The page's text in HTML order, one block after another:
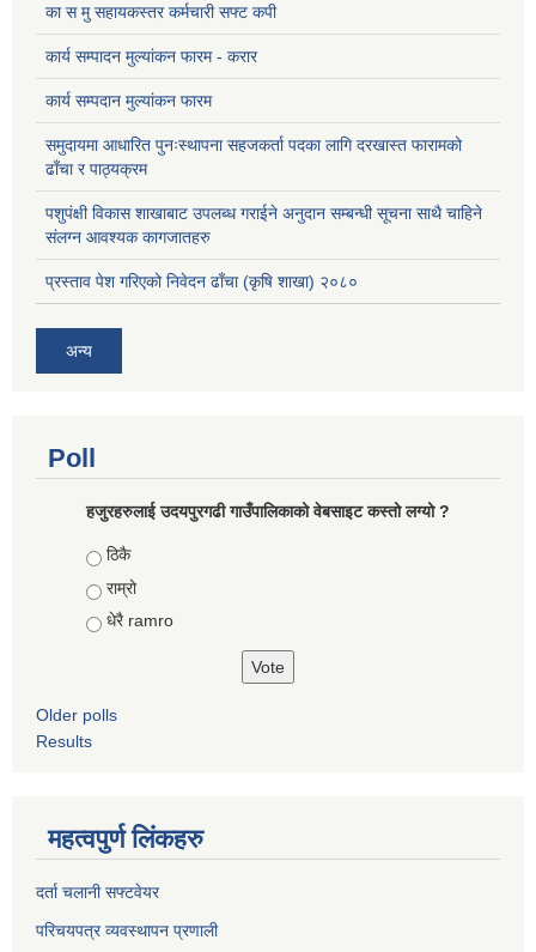
का स मु सहायकस्तर कर्मचारी सफ्ट कपी
कार्य सम्पादन मुल्यांकन फारम - करार
कार्य सम्पदान मुल्यांकन फारम
समुदायमा आधारित पुनःस्थापना सहजकर्ता पदका लागि दरखास्त फारामको
ढाँचा र पाठ्यक्रम
पशुपंक्षी विकास शाखाबाट उपलब्ध गराईने अनुदान सम्बन्धी सूचना साथै चाहिने
संलग्न आवश्यक कागजातहरु
प्रस्ताव पेश गरिएको निवेदन ढाँचा (कृषि शाखा) २०८०
अन्य
Poll
हजुरहरुलाई उदयपुरगढी गाउँपालिकाको वेबसाइट कस्तो लग्यो ?
Choices
ठिकै
राम्रो
धेरै ramro
Older polls
Results
महत्वपुर्ण लिंकहरु
दर्ता चलानी सफ्टवेयर
परिचयपत्र व्यवस्थापन प्रणाली